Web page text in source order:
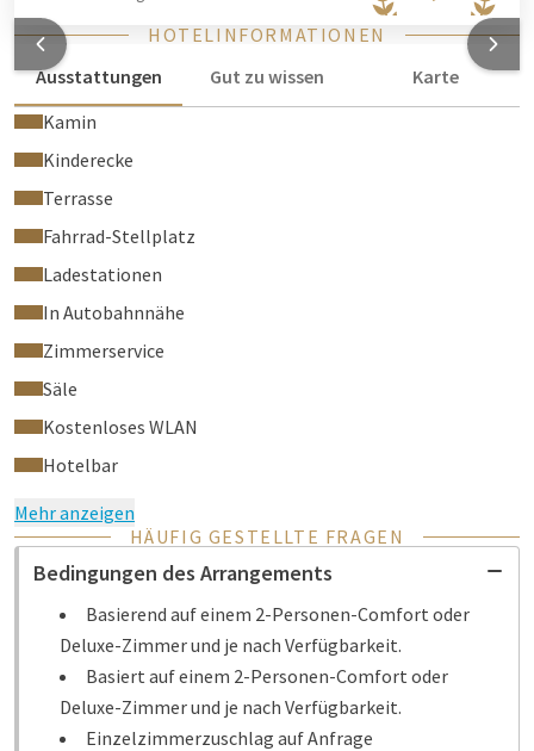
Geld, das Sie durch den Verzicht auf die Reinigung sparen, ein
Baum gepflanzt. Klicken Sie hierfür weitere Informationen
über die Wahl von GreenStays.
HOTELINFORMATIONEN
Ausstattungen
Gut zu wissen
Karte
Kamin
Kinderecke
Terrasse
Fahrrad-Stellplatz
Ladestationen
In Autobahnnähe
Zimmerservice
Säle
Kostenloses WLAN
Hotelbar
Mehr anzeigen
HÄUFIG GESTELLTE FRAGEN
Bedingungen des Arrangements
Basierend auf einem 2-Personen-Comfort oder
Deluxe-Zimmer und je nach Verfügbarkeit.
Basiert auf einem 2-Personen-Comfort oder
Deluxe-Zimmer und je nach Verfügbarkeit.
Einzelzimmerzuschlag auf Anfrage